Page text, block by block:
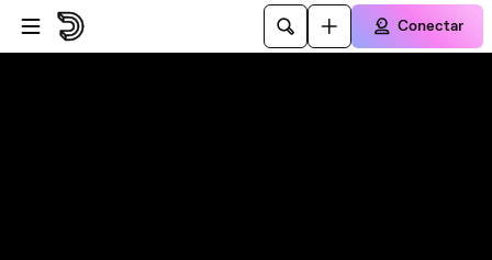
Pular para o player
Ir para o conteúdo principal
Conectar